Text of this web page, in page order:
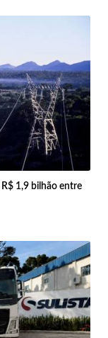
1,9 bilhão entre